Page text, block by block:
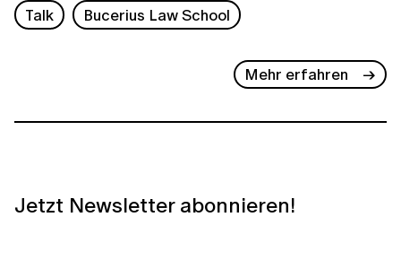
Talk Bucerius Law School
Mehr erfahren
Jetzt Newsletter abonnieren!